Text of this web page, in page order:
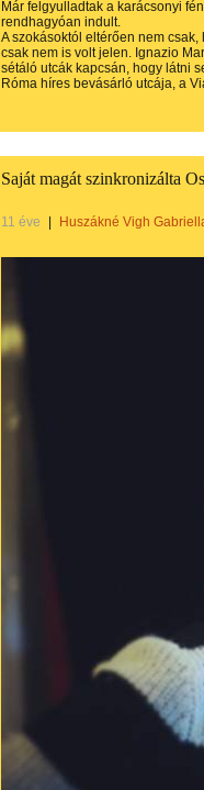
Már felgyulladtak a karácsonyi
rendhagyóan indult.
A szokásoktól eltérően nem
csak nem is volt jelen. Ignazio
sétáló utcák kapcsán, hogy látni
Róma híres bevásárló utcája, a
Saját magát szinkronizálta
11 éve Huszákné Vigh